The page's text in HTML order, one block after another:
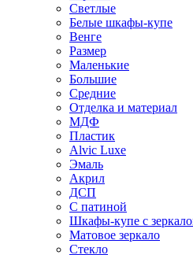
Светлые
Белые шкафы-купе
Венге
Размер
Маленькие
Большие
Средние
Отделка и материал
МДФ
Пластик
Alvic Luxe
Эмаль
Акрил
ДСП
С патиной
Шкафы-купе с
Матовое зеркало
Стекло